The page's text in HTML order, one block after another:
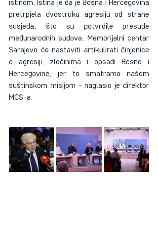
istinom. Istina je da je Bosna i Hercegovina
pretrpjela dvostruku agresiju od strane
susjeda, što su potvrdile presude
međunarodnih sudova. Memorijalni centar
Sarajevo će nastaviti artikulirati činjenice
o agresiji, zločinima i opsadi Bosne i
Hercegovine, jer to smatramo našom
suštinskom misijom - naglasio je direktor
MCS-a.